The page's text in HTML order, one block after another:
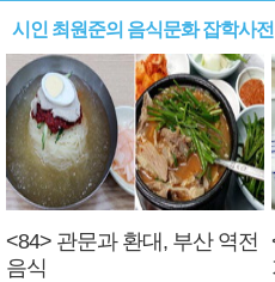
시인 최원준의 음식문화 잡학사전
<84> 관문과 환대, 부산 역전
음식